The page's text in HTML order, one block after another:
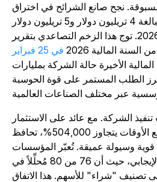
نجح صانع الشرائح في اختراق
حاجزي القيمة السوقية البالغة 4 تريليون دولار و5 تريليون دولار
طوال عام 2025 وبداية 2026. توج هذا الزخم التصاعدي بتقرير
المالية 2026
في 25 فبراير
الأخيرة حالة الشركة بمليارات
الطلب المستمر على قوة الحوسبة
الشركة. مع عائد على الاستثمار
استثنائي في جميع الأوقات يتجاوز 504,000%، تحافظ NVDA
وسيولة عميقة. تُعبّر المؤسسات
المالية عن هذا الشعور الإيجابي، حيث أن 76 من 80 مُحلِّلاً في
"شراء" للأسهم. هذا الاتفاق